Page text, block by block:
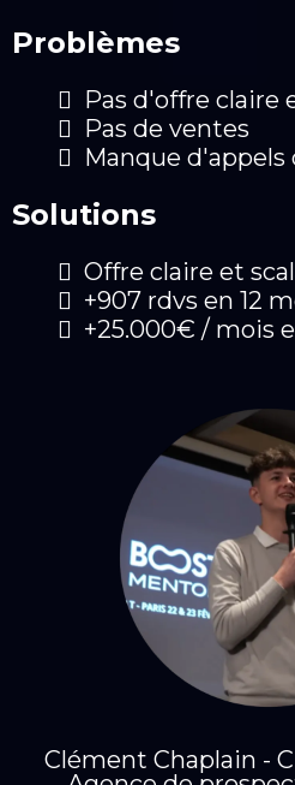
Problèmes
Pas d'offre claire
Pas de ventes
Manque
Solutions
Offre claire et
+907 rdvs en 12
+25.000€ / mois
Clément Chaplain -